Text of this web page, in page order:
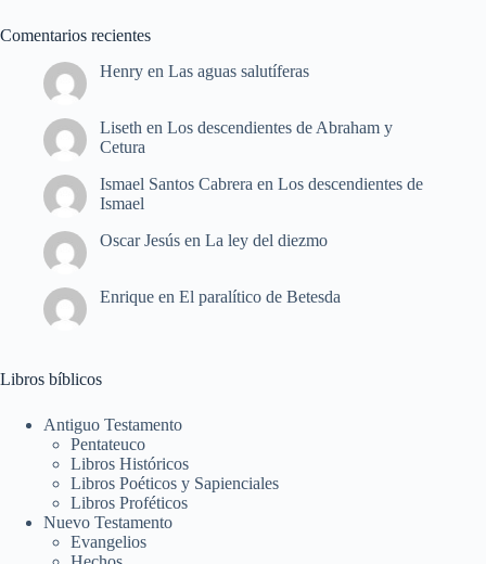
Comentarios recientes
Henry en Las aguas salutíferas
Liseth en Los descendientes de Abraham y
Cetura
Ismael Santos Cabrera en Los descendientes de
Ismael
Oscar Jesús en La ley del diezmo
Enrique en El paralítico de Betesda
Libros bíblicos
Antiguo Testamento
Pentateuco
Libros Históricos
Libros Poéticos y Sapienciales
Libros Proféticos
Nuevo Testamento
Evangelios